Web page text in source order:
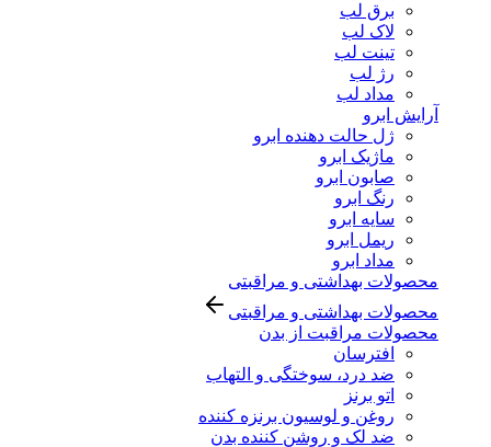
برق لب
لاک لب
تینت لب
رژ لب
مداد لب
آرایش ابرو
ژل حالت دهنده ابرو
ماژیک ابرو
صابون ابرو
رنگ ابرو
سایه ابرو
ریمل ابرو
مداد ابرو
محصولات بهداشتی و مراقبتی
محصولات بهداشتی و مراقبتی
محصولات مراقبت از بدن
افترسان
ضد درد، سوختگی و التهاب
اتو برنز
روغن و لوسیون برنزه کننده
ضد لک و روشن کننده بدن